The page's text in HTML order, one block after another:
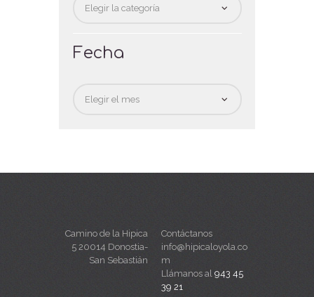
Fecha
Camino de la Hipica
5 20014 Donostia-
San Sebastián
Contáctanos
info@hipicaloyola.co
m
Llámanos al 943 45
39 21